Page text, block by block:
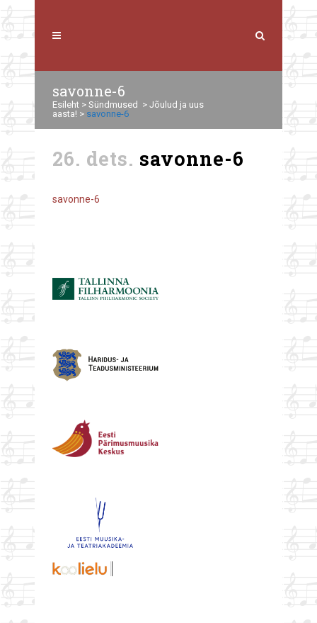
savonne-6
Esileht > Sündmused > Jõulud ja uus
aasta! > savonne-6
26. dets. savonne-6
savonne-6